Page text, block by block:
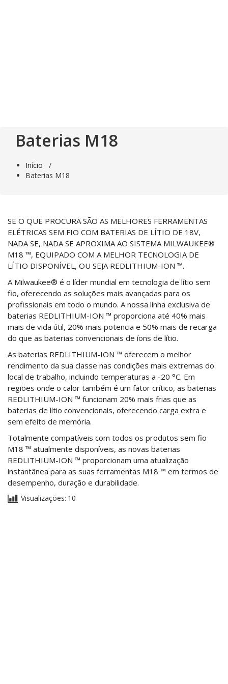
Baterias M18
Início /
Baterias M18
SE O QUE PROCURA SÃO AS MELHORES FERRAMENTAS
ELÉTRICAS SEM FIO COM BATERIAS DE LÍTIO DE 18V,
NADA SE, NADA SE APROXIMA AO SISTEMA MILWAUKEE®
M18 ™, EQUIPADO COM A MELHOR TECNOLOGIA DE
LÍTIO DISPONÍVEL, OU SEJA REDLITHIUM-ION ™.
A Milwaukee® é o líder mundial em tecnologia de lítio sem
fio, oferecendo as soluções mais avançadas para os
profissionais em todo o mundo. A nossa linha exclusiva de
baterias REDLITHIUM-ION ™ proporciona até 40% mais
mais de vida útil, 20% mais potencia e 50% mais de recarga
do que as baterias convencionais de íons de lítio.
As baterias REDLITHIUM-ION ™ oferecem o melhor
rendimento da sua classe nas condições mais extremas do
local de trabalho, incluindo temperaturas a -20 °C. Em
regiões onde o calor também é um fator crítico, as baterias
REDLITHIUM-ION ™ funcionam 20% mais frias que as
baterias de lítio convencionais, oferecendo carga extra e
sem efeito de memória.
Totalmente compatíveis com todos os produtos sem fio
M18 ™ atualmente disponíveis, as novas baterias
REDLITHIUM-ION ™ proporcionam uma atualização
instantânea para as suas ferramentas M18 ™ em termos de
desempenho, duração e durabilidade.
Visualizações: 10